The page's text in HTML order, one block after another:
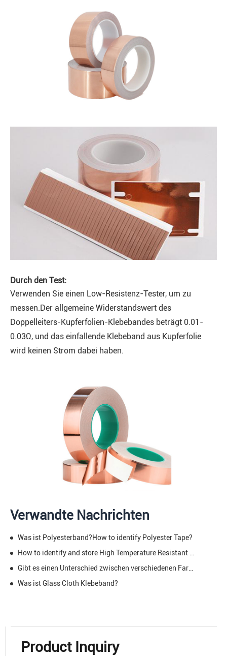
Durch den Test:
Verwenden Sie einen Low-Resistenz-Tester, um zu
messen.Der allgemeine Widerstandswert des
Doppelleiters-Kupferfolien-Klebebandes beträgt 0.01-
0.03Ω, und das einfallende Klebeband aus Kupferfolie
wird keinen Strom dabei haben.
Verwandte Nachrichten
Was ist Polyesterband?How to identify Polyester Tape?
Was ist Glass Cloth Klebeband?
Product Inquiry